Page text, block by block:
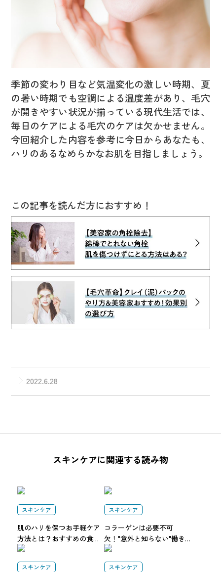
季節の変わり目など気温変化の激しい時期、夏
の暑い時期でも空調による温度差があり、毛穴
が開きやすい状況が揃っている現代生活では、
毎日のケアによる毛穴のケアは欠かせません。
今回紹介した内容を参考に今日からあなたも、
ハリのあるなめらかなお肌を目指しましょう。
この記事を読んだ方におすすめ！
2022.6.28
スキンケアに関連する読み物
スキンケア
肌のハリを保つお手軽ケア
方法とは？おすすめの食べ
物やハリがなくなる原因に
ついても解説
スキンケア
コラーゲンは必要不可
欠！"意外と知らない"働き
や効果的な摂取方法を解説
スキンケア スキンケア